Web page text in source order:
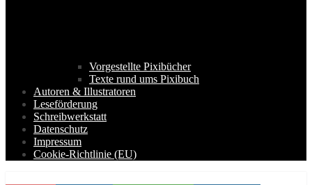
Vorgestellte Pixibücher
Texte rund ums Pixibuch
Autoren & Illustratoren
Leseförderung
Schreibwerkstatt
Datenschutz
Impressum
Cookie-Richtlinie (EU)